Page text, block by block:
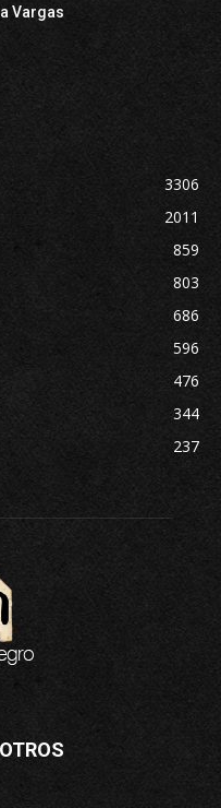
Vargas
3306
2011
859
803
686
596
476
344
237